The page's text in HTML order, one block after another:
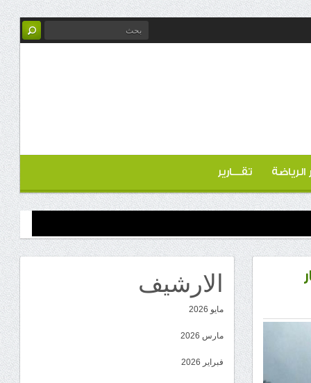
الرياضة تقـــارير
الارشيف
مايو 2026
مارس 2026
فبراير 2026